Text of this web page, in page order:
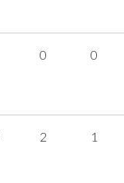
0 0
2 1